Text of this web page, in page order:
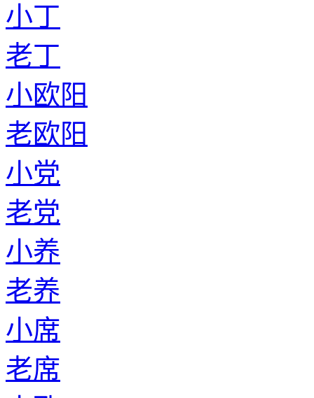
小丁
老丁
小欧阳
老欧阳
小党
老党
小养
老养
小席
老席